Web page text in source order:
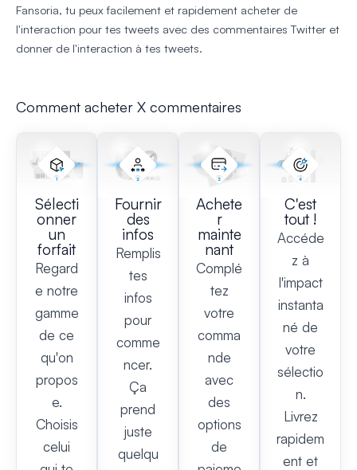
Fansoria, tu peux facilement et rapidement acheter de
l'interaction pour tes tweets avec des commentaires Twitter et
donner de l'interaction à tes tweets.
Comment acheter X commentaires
Sélecti
onner
un
forfait
Regard
e notre
gamme
de ce
qu'on
propos
e.
Choisis
celui
Fournir
des
infos
Remplis
tes
infos
pour
comme
ncer.
Ça
prend
juste
quelqu
Achete
r
mainte
nant
Complé
tez
votre
comma
nde
avec
des
options
de
C'est
tout !
Accéde
z à
l'impact
instanta
né de
votre
sélectio
n.
Livrez
rapidem
ent et